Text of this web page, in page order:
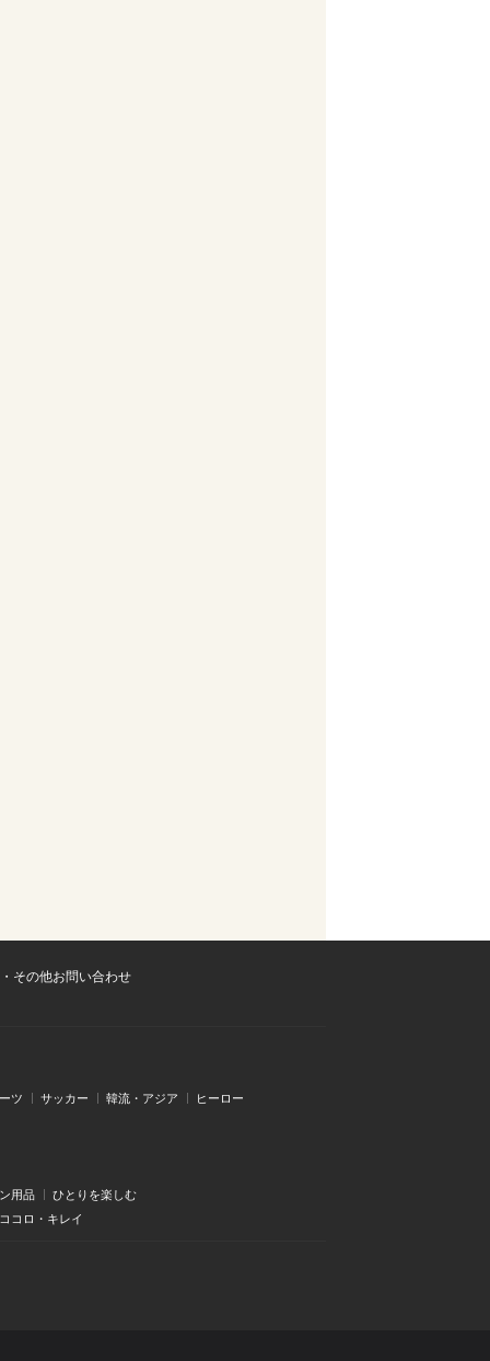
その他お問い合わせ
ツ サッカー 韓流・アジア ヒーロー
用品
ひとりを楽しむ
コロ・キレイ